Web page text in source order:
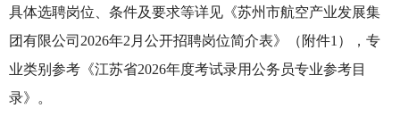
具体选聘岗位、条件及要求等详见《苏州市航空产业发展集
团有限公司2026年2月公开招聘岗位简介表》（附件1），专
业类别参考《江苏省2026年度考试录用公务员专业参考目
录》。